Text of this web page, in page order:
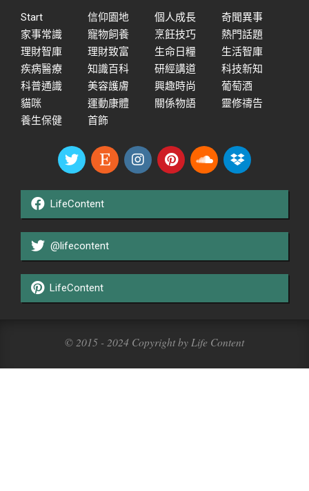
Start 信仰園地 個人成長
奇聞異事
家事常識
寵物飼養 烹飪技巧
熱門話題
理財智庫
理財致富 生命日糧
生活智庫
疾病醫療
知識百科 研經講道
科技新知
科普通識
美容護膚 興趣時尚
葡萄酒
貓咪
運動康體 關係物語
靈修禱告
養生保健
首飾
LifeContent
@lifecontent
LifeContent
© 2015 - 2024 Copyright by Life Content